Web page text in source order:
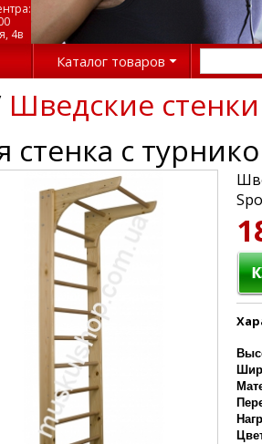
4в
Каталог товаров
Шведские стенки
стенка с